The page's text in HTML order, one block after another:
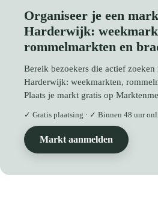
Organiseer je een
Harderwijk:
rommelmarkten en
Bereik bezoekers die actief zoeken
Harderwijk: weekmarkten,
Plaats je markt gratis op
✓ Gratis plaatsing · ✓ Binnen 48 uur
Markt aanmelden